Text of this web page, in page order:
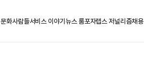
문화사람들서비스 이야기뉴스 룸포자랩스 저널리즘채용